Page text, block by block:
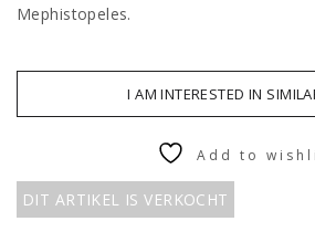
Mephistopeles.
I AM INTERESTED IN
DIT ARTIKEL IS VERKOCHT
Add to